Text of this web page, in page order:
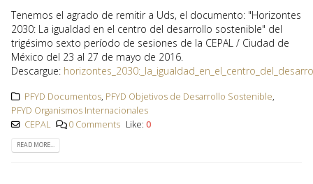
Tenemos el agrado de remitir a Uds, el documento: "Horizontes
2030: La igualdad en el centro del desarrollo sostenible" del
trigésimo sexto período de sesiones de la CEPAL / Ciudad de
México del 23 al 27 de mayo de 2016.
Descargue:
PFYD Documentos, PFYD Objetivos de Desarrollo Sostenible,
PFYD Organismos Internacionales
CEPAL
0 Comments Like:0
READ MORE...